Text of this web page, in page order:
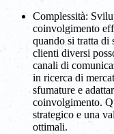
Complessità:
coinvolgimento
quando si tratta
clienti diversi
canali di
in ricerca di
sfumature e
coinvolgimento.
strategico e una
ottimali.